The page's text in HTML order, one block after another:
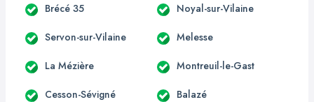
Brécé 35 Noyal-sur-Vilaine
Servon-sur-Vilaine Melesse
La Mézière Montreuil-le-Gast
Cesson-Sévigné Balazé